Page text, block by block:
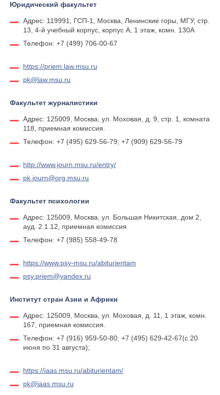
Юридический факультет
Адрес: 119991, ГСП-1, Москва, Ленинские горы, МГУ, стр.
13, 4-й учебный корпус, корпус А, 1 этаж, комн. 130А
Телефон: +7 (499) 706-00-67
https://priem.law.msu.ru
pk@law.msu.ru
Факультет журналистики
Адрес: 125009, Москва, ул. Моховая, д. 9, стр. 1, комната
118, приемная комиссия.
Телефон: +7 (495) 629-56-79; +7 (909) 629-56-79
http://www.journ.msu.ru/entry/
pk.journ@org.msu.ru
Факультет психологии
Адрес: 125009, Москва, ул. Большая Никитская, дом 2,
ауд. 2.1.12, приемная комиссия
Телефон: +7 (985) 558-49-78
https://www.psy-msu.ru/abiturientam
psy.priem@yandex.ru
Институт стран Азии и Африки
Адрес: 125009, Москва, ул. Моховая, д. 11, 1 этаж, комн.
167, приемная комиссия.
Телефон: +7 (916) 959-50-80; +7 (495) 629-42-67(с 20
июня по 31 августа);
https://iaas.msu.ru/abiturientam/
pk@iaas.msu.ru